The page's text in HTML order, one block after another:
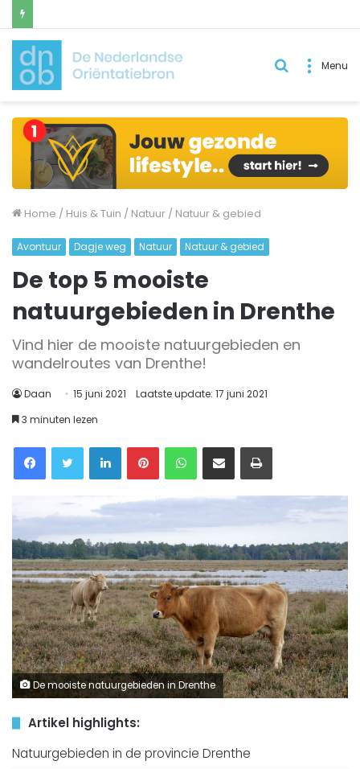
Menu
Zoek
Home / Huis & Tuin / Natuur / Natuur & gebied
Avontuur Dagje weg Natuur Natuur & gebied
De top 5 mooiste
natuurgebieden in Drenthe
Vind hier de mooiste natuurgebieden en
wandelroutes van Drenthe!
Daan 15 juni 2021
Laatste update: 17 juni 2021
3 minuten lezen
FacebookTwitter LinkedInPinterestWhatsApp
Delen via Email Printen
De mooiste natuurgebieden in Drenthe
Artikel highlights:
Natuurgebieden in de provincie Drenthe